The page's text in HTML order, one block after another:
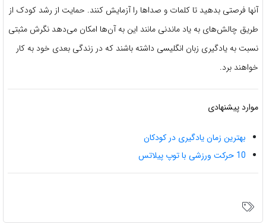
آنها فرصتی بدهید تا کلمات و صداها را آزمایش کنند. حمایت از رشد کودک از
طریق چالش‌های به یاد ماندنی مانند این به آن‌ها امکان می‌دهد نگرش مثبتی
نسبت به یادگیری زبان انگلیسی داشته باشند که در زندگی بعدی خود به کار
خواهند برد.
موارد پیشنهادی
بهترین زمان یادگیری در کودکان
10 حرکت ورزشی با توپ پیلاتس